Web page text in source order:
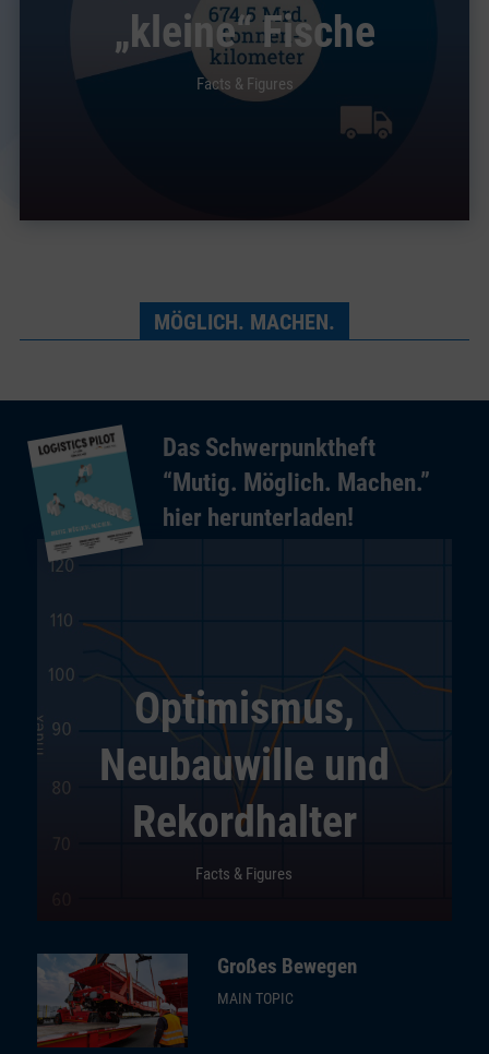
„kleine“ Fische
Facts & Figures
MÖGLICH. MACHEN.
Das Schwerpunktheft
“Mutig. Möglich. Machen.”
hier herunterladen!
Optimismus,
Neubauwille und
Rekordhalter
Facts & Figures
Großes Bewegen
MAIN TOPIC